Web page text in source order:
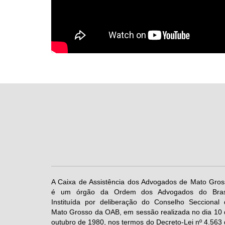
A Caixa de Assistência dos Advogados de Mato
é um órgão da Ordem dos Advogados do
Instituída por deliberação do Conselho Seccional
Mato Grosso da OAB, em sessão realizada no dia 10
outubro de 1980, nos termos do Decreto-Lei nº 4.563